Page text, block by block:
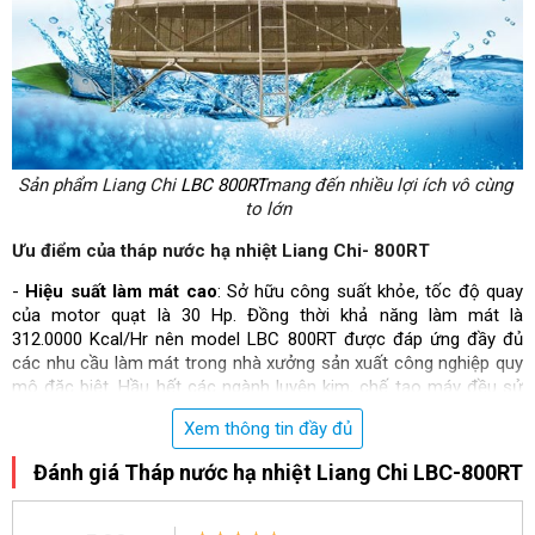
Sản phẩm Liang Chi LBC 800RTmang đến nhiều lợi ích vô cùng
to lớn
Ưu điểm của tháp nước hạ nhiệt Liang Chi- 800RT
- Hiệu suất làm mát cao: Sở hữu công suất khỏe, tốc độ quay
của motor quạt là 30 Hp. Đồng thời khả năng làm mát là
312.0000 Kcal/Hr nên model LBC 800RT được đáp ứng đầy đủ
các nhu cầu làm mát trong nhà xưởng sản xuất công nghiệp quy
mô đặc biệt. Hầu hết các ngành luyện kim, chế tạo máy đều sử
dụng model tháp làm mát bằng nước Liang Chi 800RT. Việc sử
tháp giải nhiệt nước là công cụ hỗ trợ đắc lực trong quá
trình làm tăng tuổi thọ của các thiết bị, giảm thiểu chi phí bảo
dưỡng và đem lại nguồn lợi nhuận cao cho doanh nghiệp.
- Có độ bền cao: Các linh kiện của tháp giải nhiệt đều sử dụng
các chất liệu có tính bền cao. Cụ thể như màng PVC, sợi thủy
Xem thông tin đầy đủ
Đánh giá Tháp nước hạ nhiệt Liang Chi LBC-800RT